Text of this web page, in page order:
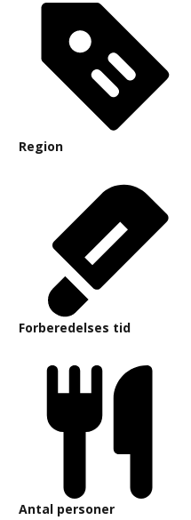
Region
Forberedelses tid
Antal personer